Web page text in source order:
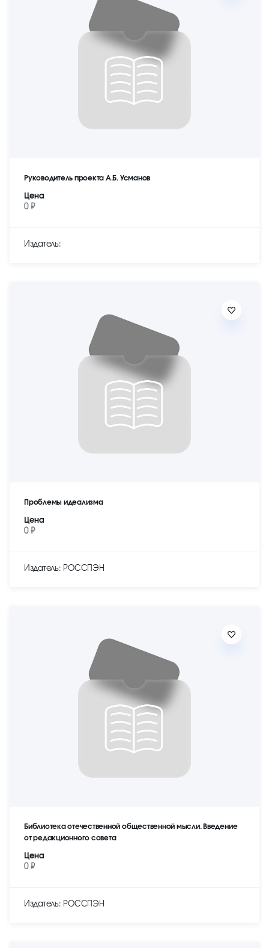
Руководитель проекта А.Б. Усманов
Цена
0 ₽
Издатель:
Проблемы идеализма
Цена
0 ₽
Издатель: РОССПЭН
Библиотека отечественной общественной мысли. Введение
от редакционного совета
Цена
0 ₽
Издатель: РОССПЭН